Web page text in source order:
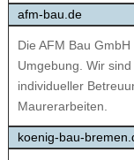
afm-bau.de
Die AFM Bau
Umgebung. Wir
individueller
Maurerarbeiten.
koenig-bau-